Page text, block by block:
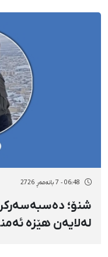
06:48 - 7 بانەمەڕ 2726
شنۆ؛
لەلایەن هێزە